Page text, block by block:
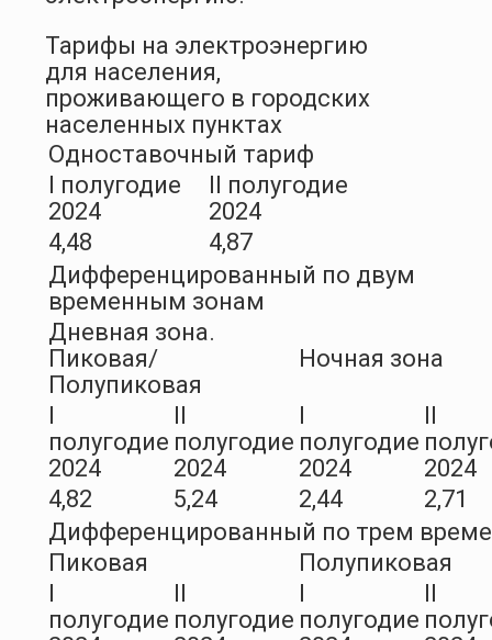
Тарифы на электроэнергию
для населения,
проживающего в городских
населенных пунктах
Одноставочный тариф
I полугодие
2024
II полугодие
2024
4,48
4,87
Дифференцированный по двум
временным зонам
Дневная зона.
Пиковая/
Полупиковая
Ночная зона
полугодие
2024
полугодие
2024
полугодие
2024
2024
4,82
5,24 2,44
2,71
Дифференцированный по трем
Пиковая
Полупиковая
полугодие полугодие полугодие